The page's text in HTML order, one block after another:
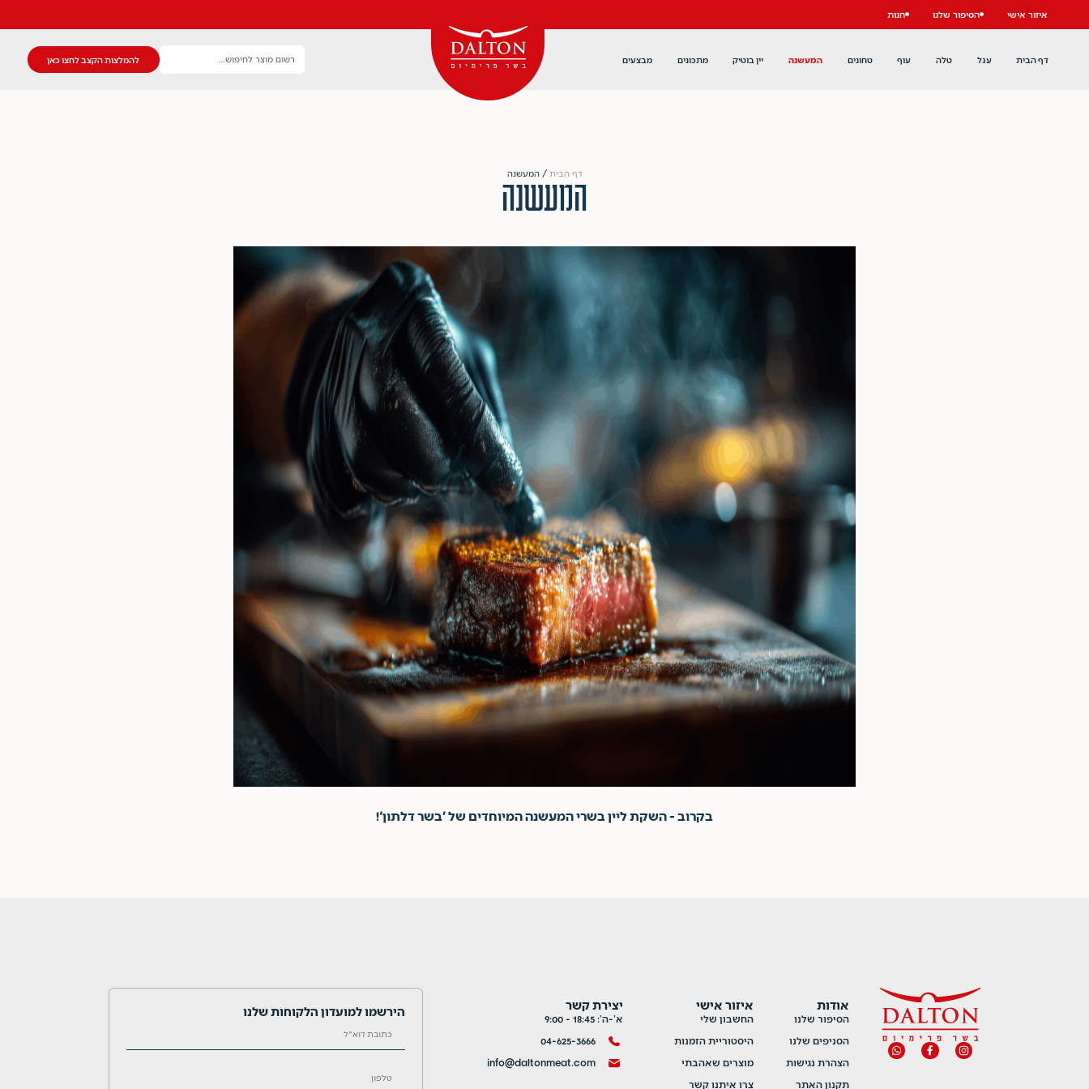
איזור אישי הסיפור שלנו חנות
דף הבית עגל טלה עוף טחונים המעשנה יין בוטיק מתכונים מבצעים להמלצות הקצב לחצו כאן
דף הבית /המעשנה
המעשנה
בקרוב - השקת ליין בשרי המעשנה המיוחדים של 'בשר דלתון'!
אודות
הסיפור שלנו
הסניפים שלנו
הצהרת נגישות
תקנון האתר
איזור אישי
החשבון שלי
היסטוריית הזמנות
מוצרים שאהבתי
צרו איתנו קשר
יצירת קשר
א’-ה’: 18:45 - 9:00
04-625-3666
info@daltonmeat.com
הירשמו למועדון הלקוחות שלנו